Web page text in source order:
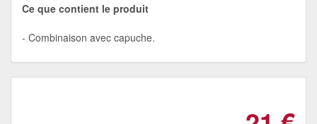
Ce que contient le produit
Combinaison avec capuche.